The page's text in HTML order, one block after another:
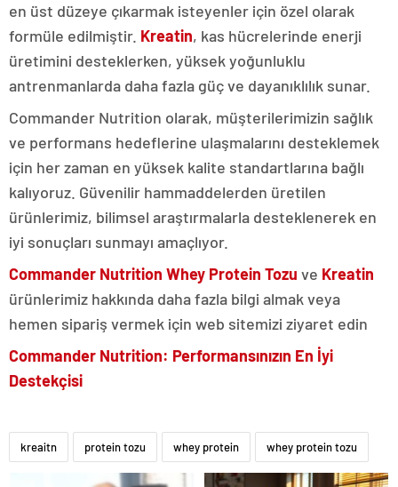
en üst düzeye çıkarmak isteyenler için özel olarak
formüle edilmiştir. Kreatin, kas hücrelerinde enerji
üretimini desteklerken, yüksek yoğunluklu
antrenmanlarda daha fazla güç ve dayanıklılık sunar.
Commander Nutrition olarak, müşterilerimizin sağlık
ve performans hedeflerine ulaşmalarını desteklemek
için her zaman en yüksek kalite standartlarına bağlı
kalıyoruz. Güvenilir hammaddelerden üretilen
ürünlerimiz, bilimsel araştırmalarla desteklenerek en
iyi sonuçları sunmayı amaçlıyor.
Commander Nutrition Whey Protein Tozu ve Kreatin
ürünlerimiz hakkında daha fazla bilgi almak veya
hemen sipariş vermek için web sitemizi ziyaret edin
Commander Nutrition: Performansınızın En İyi
Destekçisi
kreaitn protein tozu whey protein whey protein tozu